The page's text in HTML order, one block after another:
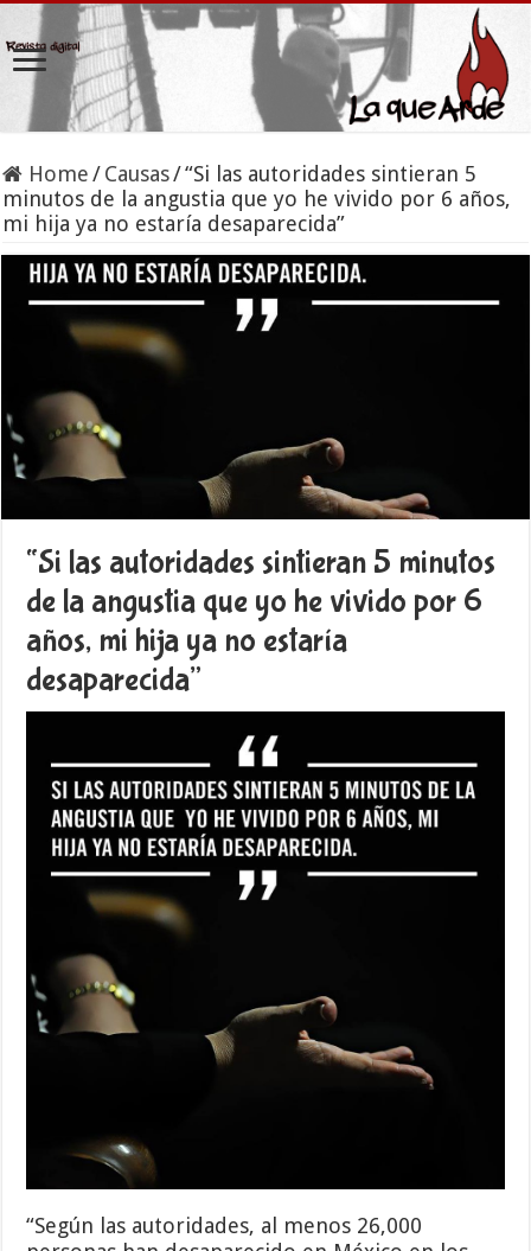
Home /Causas/“Si las autoridades sintieran 5
minutos de la angustia que yo he vivido por 6 años,
mi hija ya no estaría desaparecida”
“Si las autoridades sintieran 5 minutos
de la angustia que yo he vivido por 6
años, mi hija ya no estaría
desaparecida”
“Según las autoridades, al menos 26,000